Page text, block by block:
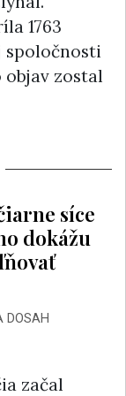
1763
spoločnosti
zostal
síce
dokážu
DOSAH
začal